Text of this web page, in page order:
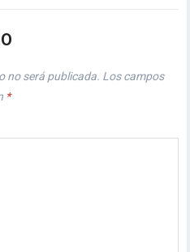
no será publicada. Los campos
*